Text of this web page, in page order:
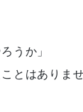
うか」
とはありませ